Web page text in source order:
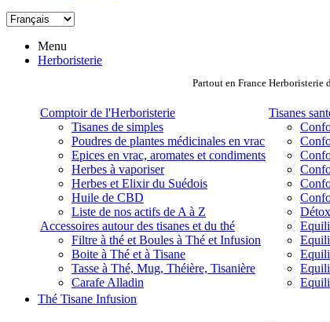
Menu
Herboristerie
Partout en France
Comptoir de l'Herboristerie
Tisanes de simples
Poudres de plantes médicinales en vrac
Epices en vrac, aromates et condiments
Herbes à vaporiser
Herbes et Elixir du Suédois
Huile de CBD
Liste de nos actifs de A à Z
Accessoires autour des tisanes et du thé
Filtre à thé et Boules à Thé et Infusion
Boite à Thé et à Tisane
Tasse à Thé, Mug, Théière, Tisanière
Carafe Alladin
Tisanes
Thé Tisane Infusion